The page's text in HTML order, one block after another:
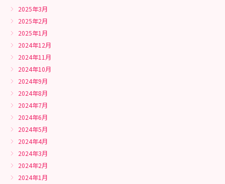
2025年3月
2025年2月
2025年1月
2024年12月
2024年11月
2024年10月
2024年9月
2024年8月
2024年7月
2024年6月
2024年5月
2024年4月
2024年3月
2024年2月
2024年1月